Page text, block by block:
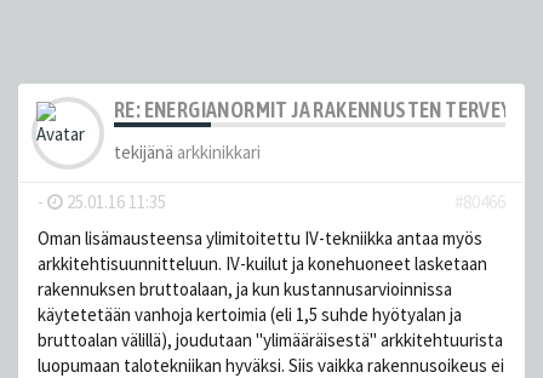
RE: ENERGIANORMIT JA RAKENNUSTEN TERVEYS
tekijänä arkkinikkari
- 25.01.16 11:35
#80466
Oman lisämausteensa ylimitoitettu IV-tekniikka antaa myös
arkkitehtisuunnitteluun. IV-kuilut ja konehuoneet lasketaan
rakennuksen bruttoalaan, ja kun kustannusarvioinnissa
käytetetään vanhoja kertoimia (eli 1,5 suhde hyötyalan ja
bruttoalan välillä), joudutaan "ylimääräisestä" arkkitehtuurista
luopumaan talotekniikan hyväksi. Siis vaikka rakennusoikeus ei